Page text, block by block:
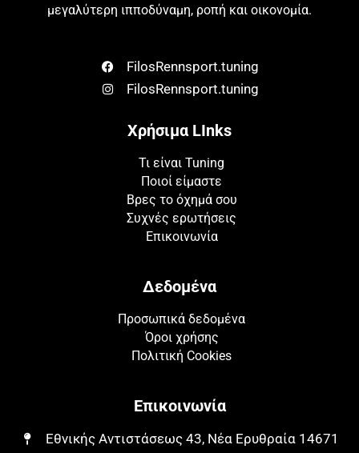
μεγαλύτερη ιπποδύναμη, ροπή και οικονομία.
FilosRennsport.tuning
FilosRennsport.tuning
Χρήσιμα LInks
Τι είναι Tuning
Ποιοί είμαστε
Βρες το όχημά σου
Συχνές ερωτήσεις
Επικοινωνία
Δεδομένα
Προσωπικά δεδομένα
Όροι χρήσης
Πολιτική Cookies
Επικοινωνία
Εθνικής Αντιστάσεως 43, Νέα Ερυθραία 14671​​